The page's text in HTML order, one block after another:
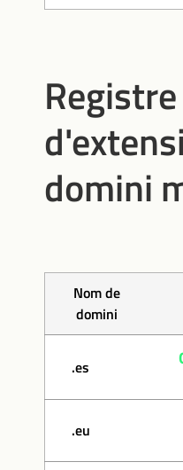
Registre
domini
Nom de
domini
.es
.eu